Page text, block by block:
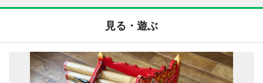
見る・遊ぶ